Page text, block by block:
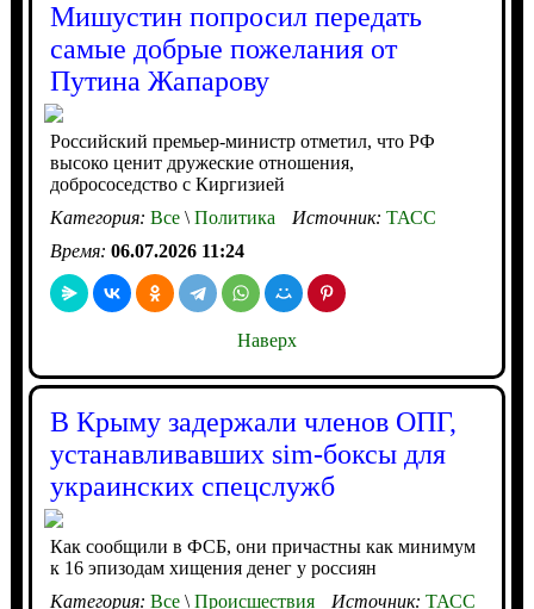
Мишустин попросил передать
самые добрые пожелания от
Путина Жапарову
Российский премьер-министр отметил, что РФ
высоко ценит дружеские отношения,
добрососедство с Киргизией
Категория: Все\Политика Источник: ТАСС
Время: 06.07.2026 11:24
Наверх
В Крыму задержали членов ОПГ,
устанавливавших sim-боксы для
украинских спецслужб
Как сообщили в ФСБ, они причастны как минимум
к 16 эпизодам хищения денег у россиян
Категория: Все\Происшествия Источник: ТАСС